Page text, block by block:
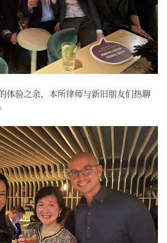
体验之余，本所律师与新旧朋友们热聊